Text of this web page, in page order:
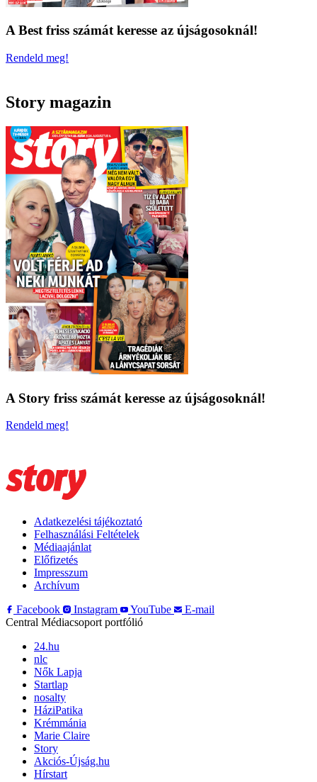
A Best friss számát keresse az újságosoknál!
Rendeld meg!
Story magazin
A Story friss számát keresse az újságosoknál!
Rendeld meg!
Adatkezelési tájékoztató
Felhasználási Feltételek
Médiaajánlat
Előfizetés
Impresszum
Archívum
Facebook
Instagram YouTube
E-mail
Central Médiacsoport portfólió
24.hu
nlc
Nők Lapja
Startlap
nosalty
HáziPatika
Krémmánia
Marie Claire
Story
Akciós-Újság.hu
Hírstart